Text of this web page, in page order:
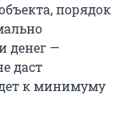
порядок
денег —
даст
к минимуму